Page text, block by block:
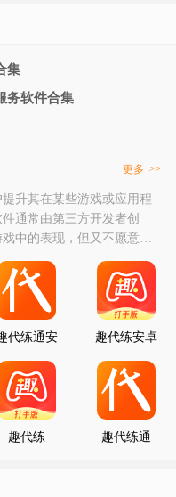
集
务软件合集
更多 >>
升其在某些游戏或应用程
通常由第三方开发者创
中的表现，但又不愿意或
家提供服务。代练软件的
作来自动完成游戏中的任
含有复杂的算法和人工智
，并作出相应的决策以优
代练通安
趣代练安卓
趣代练
趣代练通